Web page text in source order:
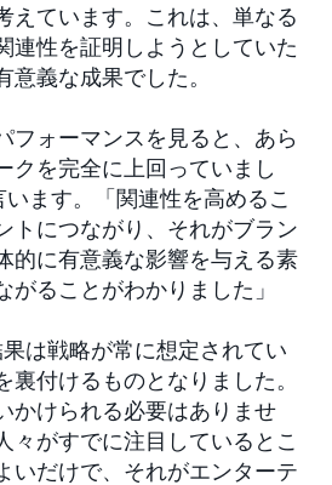
えています。これは、単なる
連性を証明しようとしていた
義な成果でした。
フォーマンスを見ると、あら
クを完全に上回っていまし
ます。「関連性を高めるこ
トにつながり、それがブラン
的に有意義な影響を与える素
がることがわかりました」
は戦略が常に想定されてい
裏付けるものとなりました。
かけられる必要はありませ
々がすでに注目しているとこ
いだけで、それがエンターテ